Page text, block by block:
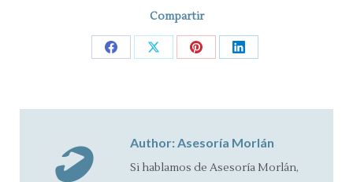
Compartir
Share Share Share Share
Author:Asesoría Morlán
Si hablamos de Asesoría Morlán,